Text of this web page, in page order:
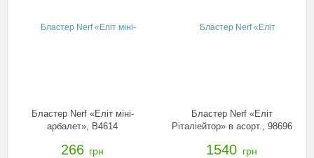
Бластер Nerf «Еліт міні-
арбалет», B4614
266 грн
Бластер Nerf «Еліт
Ріталіейтор» в асорт., 98696
1540 грн